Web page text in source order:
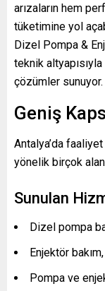
arızaların hem
tüketimine yol
Dizel Pompa &
teknik
çözümler sunuyor.
Geniş
Antalya’da
yönelik birçok
Sunulan
Dizel pompa
Enjektör
Pompa ve